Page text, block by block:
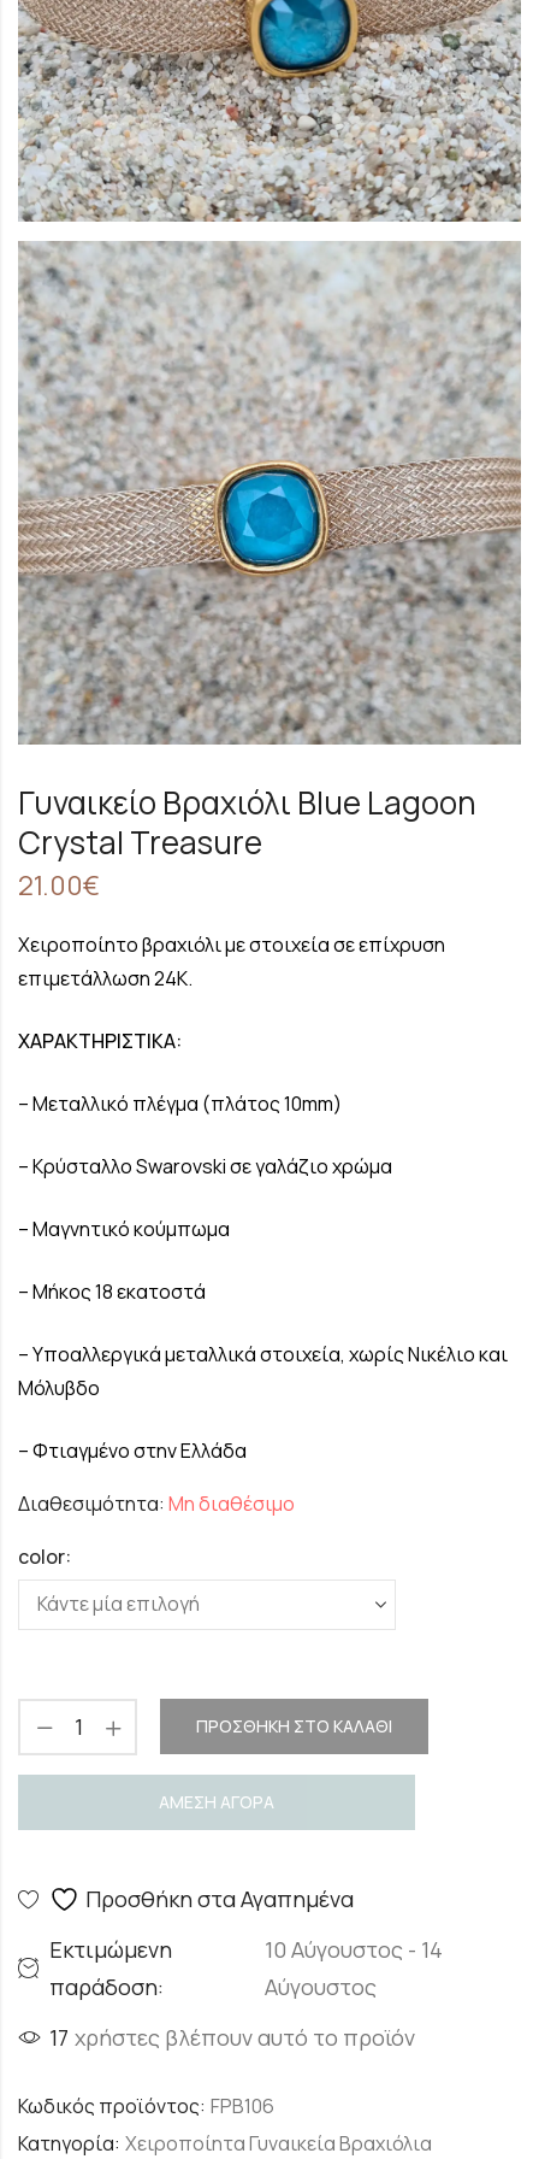
Γυναικείο Βραχιόλι Blue Lagoon
Crystal Treasure
21.00€
Χειροποίητο βραχιόλι με στοιχεία σε επίχρυση
επιμετάλλωση 24Κ.
ΧΑΡΑΚΤΗΡΙΣΤΙΚΑ:
– Μεταλλικό πλέγμα (πλάτος 10mm)
– Κρύσταλλο Swarovski σε γαλάζιο χρώμα
– Μαγνητικό κούμπωμα
– Μήκος 18 εκατοστά
– Υποαλλεργικά μεταλλικά στοιχεία, χωρίς Νικέλιο και
Μόλυβδο
– Φτιαγμένο στην Ελλάδα
Διαθεσιμότητα: Μη διαθέσιμο
color:
ΠΡΟΣΘΉΚΗ ΣΤΟ ΚΑΛΆΘΙ
ΑΜΕΣΗ ΑΓΟΡΑ
Προσθήκη στα Αγαπημένα
Εκτιμώμενη
παράδοση:
10 Αύγουστος - 14
Αύγουστος
17 χρήστες βλέπουν αυτό το προϊόν
Κωδικός προϊόντος: FPB106
Κατηγορία: Χειροποίητα Γυναικεία Βραχιόλια